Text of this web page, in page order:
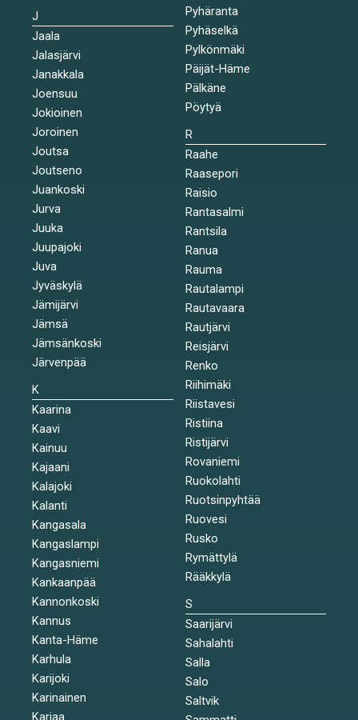
J
Jaala
Jalasjärvi
Janakkala
Joensuu
Jokioinen
Joroinen
Joutsa
Joutseno
Juankoski
Jurva
Juuka
Juupajoki
Juva
Jyväskylä
Jämijärvi
Jämsä
Jämsänkoski
Järvenpää
K
Kaarina
Kaavi
Kainuu
Kajaani
Kalajoki
Kalanti
Kangasala
Kangaslampi
Kangasniemi
Kankaanpää
Kannonkoski
Kannus
Kanta-Häme
Karhula
Karijoki
Karinainen
Karjaa
Pyhäranta
Pyhäselkä
Pylkönmäki
Päijät-Häme
Pälkäne
Pöytyä
R
Raahe
Raasepori
Raisio
Rantasalmi
Rantsila
Ranua
Rauma
Rautalampi
Rautavaara
Rautjärvi
Reisjärvi
Renko
Riihimäki
Riistavesi
Ristiina
Ristijärvi
Rovaniemi
Ruokolahti
Ruotsinpyhtää
Ruovesi
Rusko
Rymättylä
Rääkkylä
S
Saarijärvi
Sahalahti
Salla
Salo
Saltvik